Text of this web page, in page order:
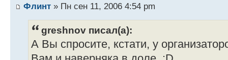
Флинт » Пн сен 11, 2006 4:54 pm
greshnov писал(а):
А Вы спросите, кстати, у